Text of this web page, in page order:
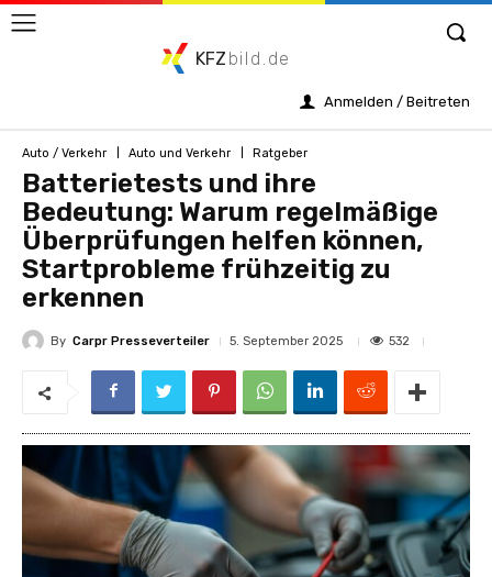
KFZ bild.de
Anmelden / Beitreten
Auto / Verkehr Auto und Verkehr Ratgeber
Batterietests und ihre
Bedeutung: Warum regelmäßige
Überprüfungen helfen können,
Startprobleme frühzeitig zu
erkennen
By Carpr Presseverteiler 5. September 2025 532